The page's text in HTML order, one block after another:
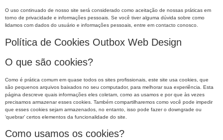
O uso continuado de nosso site será considerado como aceitação de nossas práticas em
torno de privacidade e informações pessoais. Se você tiver alguma dúvida sobre como
lidamos com dados do usuário e informações pessoais, entre em contacto conosco.
Política de Cookies Outbox Web Design
O que são cookies?
Como é prática comum em quase todos os sites profissionais, este site usa cookies, que
são pequenos arquivos baixados no seu computador, para melhorar sua experiência. Esta
página descreve quais informações eles coletam, como as usamos e por que às vezes
precisamos armazenar esses cookies. Também compartilharemos como você pode impedir
que esses cookies sejam armazenados, no entanto, isso pode fazer o downgrade ou
‘quebrar’ certos elementos da funcionalidade do site.
Como usamos os cookies?